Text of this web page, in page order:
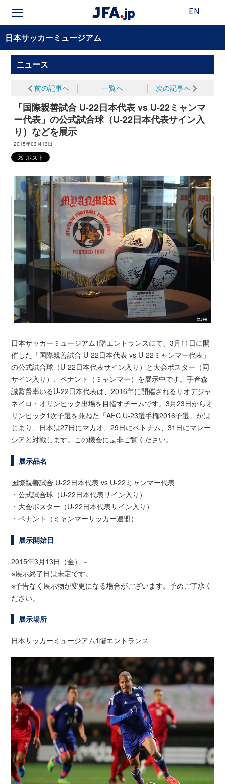
EN
日本サッカーミュージアム
ニュース
前の記事へ 一覧へ 次の記事へ
「国際親善試合 U-22日本代表 vs U-22ミャンマ
ー代表」の公式試合球（U-22日本代表サイン入
り）などを展示
2015年03月13日
日本サッカーミュージアム1階エントランスにて、3月11日に開
催した「国際親善試合 U-22日本代表 vs U-22ミャンマー代表」
の公式試合球（U-22日本代表サイン入り）と大会ポスター（同
サイン入り）、ペナント（ミャンマー）を展示中です。手倉森
誠監督率いるU-22日本代表は、2016年に開催されるリオデジャ
ネイロ・オリンピック出場を目指すチームです。3月23日からオ
リンピック1次予選を兼ねた「AFC U-23選手権2016予選」がは
じまり、日本は27日にマカオ、29日にベトナム、31日にマレー
シアと対戦します。この機会に是非ご覧ください。
展示品名
国際親善試合 U-22日本代表 vs U-22ミャンマー代表
・公式試合球（U-22日本代表サイン入り）
・大会ポスター（U-22日本代表サイン入り）
・ペナント（ミャンマーサッカー連盟）
展示開始日
2015年3月13日（金）～
※展示終了日は未定です。
※予告なく展示物が変更になる場合がございます。予めご了承く
ださい。
展示場所
日本サッカーミュージアム1階エントランス